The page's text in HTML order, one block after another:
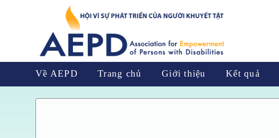
Về AEPD Trang chủ Giới thiệu Kết quả